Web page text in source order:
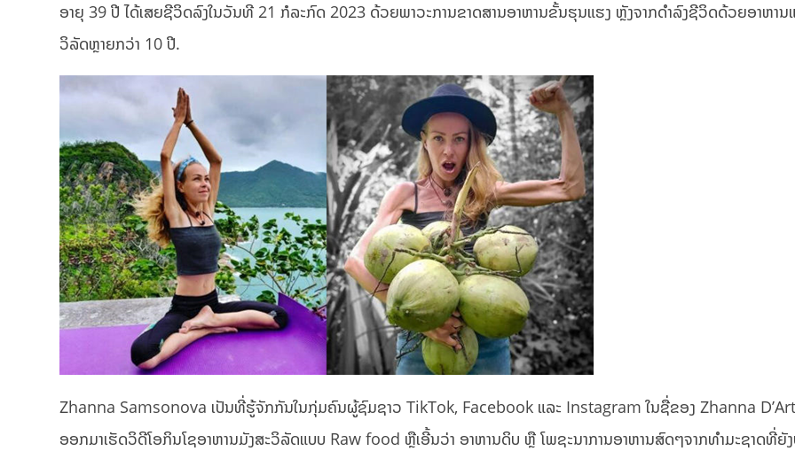
ອາຍຸ 39 ປີ ໄດ້ເສຍຊີວິດລົງໃນວັນທີ 21 ກໍລະກົດ 2023 ດ້ວຍພາວະການຂາດສານອາຫານຂັ້ນຮຸນແຮງ ຫຼັງຈາກດຳລົງຊີວິດດ້ວຍອາຫານ
ວິລັດຫຼາຍກວ່າ 10 ປີ.
Zhanna Samsonova ເປັນທີ່ຮູ້ຈັກກັນໃນກຸ່ມຄົນຜູ້ຊົມຊາວ TikTok, Facebook ແລະ Instagram ໃນຊື່ຂອງ Zhanna
ອອກມາເຮັດວິດີໂອກິນໂຊອາຫານມັງສະວິລັດແບບ Raw food ຫຼືເອີ້ນວ່າ ອາຫານດິບ ຫຼື ໂພຊະນາການອາຫານສົດໆຈາກທຳມະຊາດທີ່ຍັ